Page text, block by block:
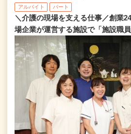
アルバイト パート
＼介護の現場を支える仕事／創業
場企業が運営する施設で「施設職員